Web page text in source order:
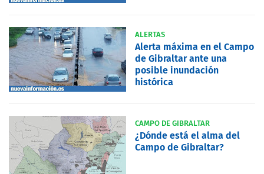
ALERTAS
Alerta máxima en el Campo
de Gibraltar ante una
posible inundación
histórica
CAMPO DE GIBRALTAR
¿Dónde está el alma del
Campo de Gibraltar?